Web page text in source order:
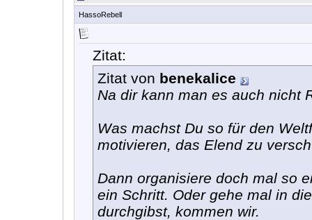
HassoRebell
Zitat:
Zitat von benekalice
Na dir kann man es auch nicht
Was machst Du so für den
motivieren, das Elend zu
Dann organisiere doch mal so
ein Schritt. Oder gehe mal in
durchgibst, kommen wir.